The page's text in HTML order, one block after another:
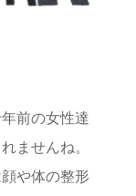
前の女性達
ませんね。
や体の整形